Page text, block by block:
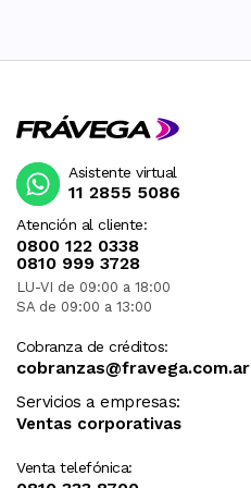
Atención al cliente:
0800 122 0338
0810 999 3728
LU-VI de 09:00 a 18:00
SA de 09:00 a 13:00
Cobranza de créditos:
cobranzas@fravega.com.ar
Servicios a empresas:
Ventas corporativas
Venta telefónica:
Asistente virtual
11 2855 5086